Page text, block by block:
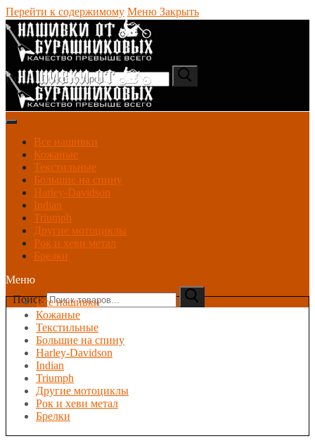
Перейти к содержимому Меню Закрыть
Поиск
Все нашивки
Кожаные
Текстильные
Большие на спину
Harley-Davidson
Indian
Triumph
Другие мотоциклы
Рок и хеви метал
Брелки
Меню
ПоискВсе нашивки
Кожаные
Текстильные
Большие на спину
Harley-Davidson
Indian
Triumph
Другие мотоциклы
Рок и хеви метал
Брелки